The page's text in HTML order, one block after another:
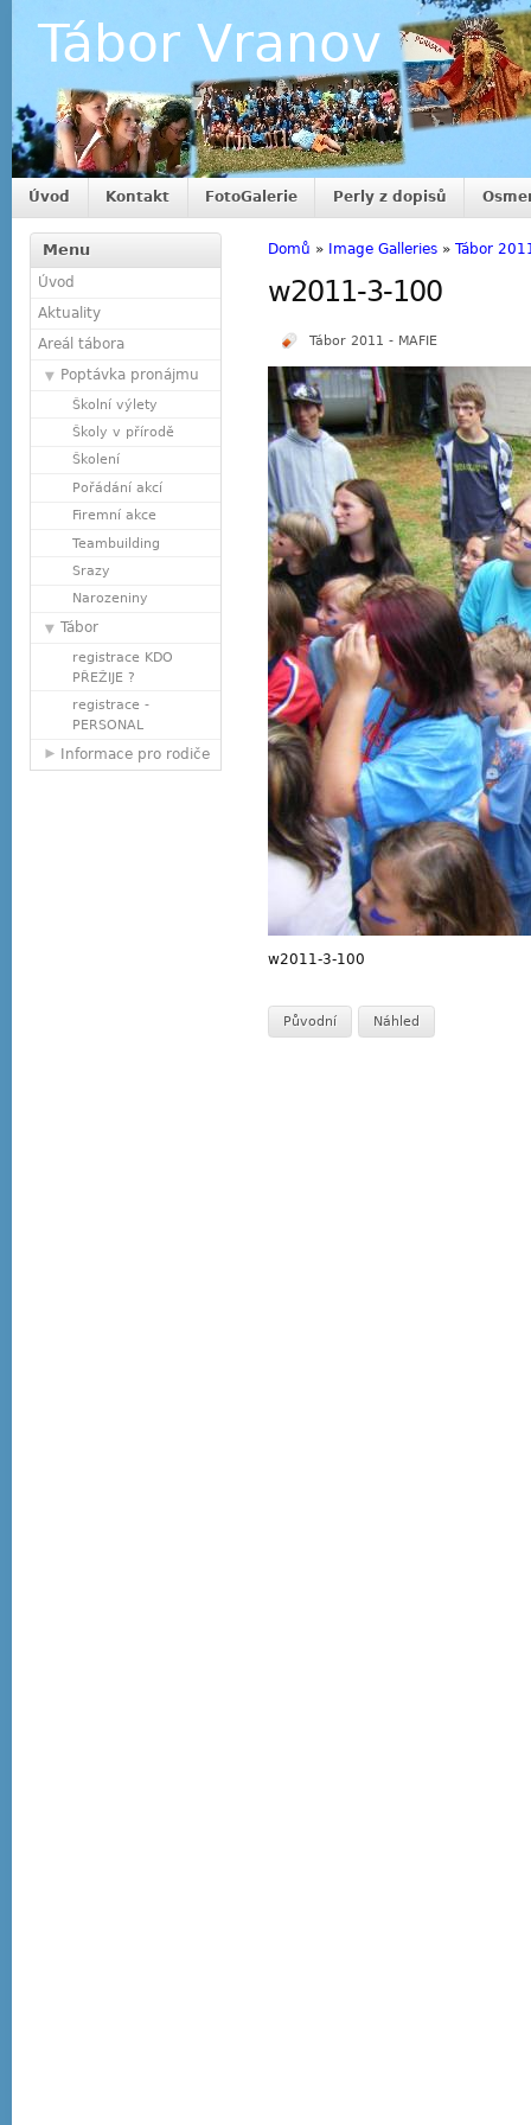
Tábor Vranov
Úvod Kontakt FotoGalerie Perly z dopisů
Menu
Úvod
Aktuality
Areál tábora
Poptávka pronájmu
Školní výlety
Školy v přírodě
Školení
Pořádání akcí
Firemní akce
Teambuilding
Srazy
Narozeniny
Tábor
registrace KDO
PŘEŽIJE ?
registrace -
PERSONAL
Informace pro rodiče
Domů » Image Galleries » Tábor
w2011-3-100
Tábor 2011 - MAFIE
w2011-3-100
Původní Náhled